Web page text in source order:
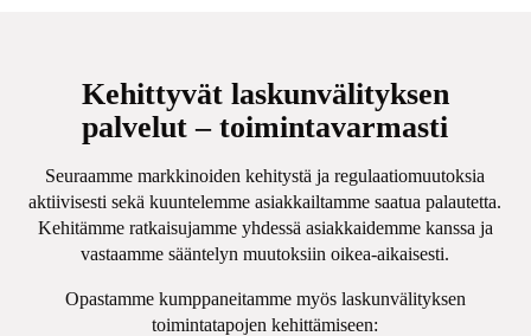
Kehittyvät laskunvälityksen
palvelut – toimintavarmasti
Seuraamme markkinoiden kehitystä ja regulaatiomuutoksia
aktiivisesti sekä kuuntelemme asiakkailtamme saatua palautetta.
Kehitämme ratkaisujamme yhdessä asiakkaidemme kanssa ja
vastaamme sääntelyn muutoksiin oikea-aikaisesti.
Opastamme kumppaneitamme myös laskunvälityksen
toimintatapojen kehittämiseen: